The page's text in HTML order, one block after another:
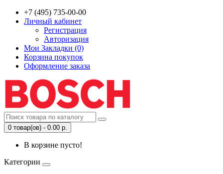
+7 (495) 735-00-00
Личный кабинет
Регистрация
Авторизация
Мои Закладки (0)
Корзина покупок
Оформление заказа
0 товар(ов) - 0.00 р.
В корзине пусто!
Категории